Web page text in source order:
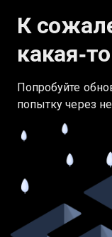
К
Попробуйте
попытку через